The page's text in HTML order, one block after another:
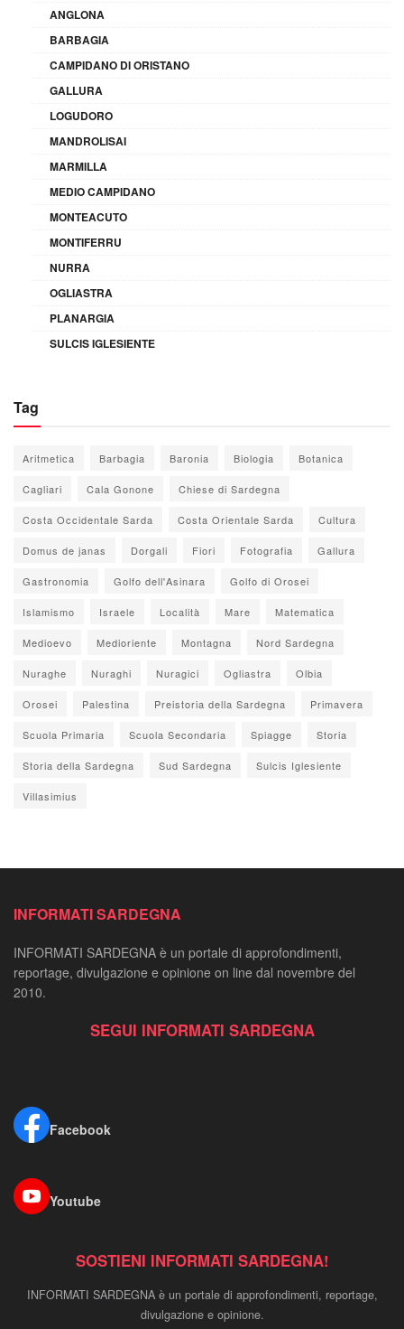
ANGLONA
BARBAGIA
CAMPIDANO DI ORISTANO
GALLURA
LOGUDORO
MANDROLISAI
MARMILLA
MEDIO CAMPIDANO
MONTEACUTO
MONTIFERRU
NURRA
OGLIASTRA
PLANARGIA
SULCIS IGLESIENTE
Tag
Aritmetica Barbagia Baronia Biologia Botanica
Cagliari Cala Gonone Chiese di Sardegna
Costa Occidentale Sarda Costa Orientale Sarda Cultura
Domus de janas Dorgali Fiori Fotografia Gallura
Gastronomia Golfo dell'Asinara Golfo di Orosei
Islamismo Israele Località Mare Matematica
Medioevo Medioriente Montagna Nord Sardegna
Nuraghe Nuraghi Nuragici Ogliastra Olbia
Orosei Palestina Preistoria della Sardegna Primavera
Scuola Primaria Scuola Secondaria Spiagge Storia
Storia della Sardegna Sud Sardegna Sulcis Iglesiente
Villasimius
INFORMATI SARDEGNA
INFORMATI SARDEGNA è un portale di approfondimenti,
reportage, divulgazione e opinione on line dal novembre del
2010.
SEGUI INFORMATI SARDEGNA
Facebook
Youtube
SOSTIENI INFORMATI SARDEGNA!
INFORMATI SARDEGNA è un portale di approfondimenti, reportage,
divulgazione e opinione.